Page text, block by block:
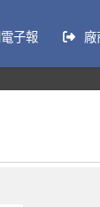
子報 廠